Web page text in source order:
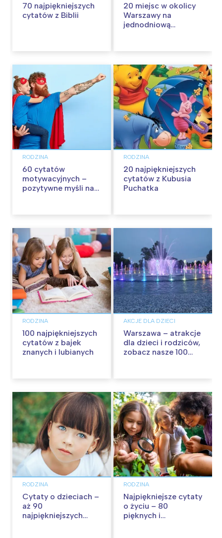
70 najpiękniejszych
cytatów z Biblii
20 miejsc w okolicy
Warszawy na
jednodniową
RODZINA
60 cytatów
motywacyjnych –
pozytywne myśli na
RODZINA
20 najpiękniejszych
cytatów z Kubusia
Puchatka
RODZINA
100 najpiękniejszych
cytatów z bajek
znanych i lubianych
AKCJE DLA DZIECI
Warszawa – atrakcje
dla dzieci i rodziców,
zobacz nasze 100
RODZINA
Cytaty o dzieciach –
aż 90
najpiękniejszych
RODZINA
Najpiękniejsze cytaty
o życiu – 80
pięknych i